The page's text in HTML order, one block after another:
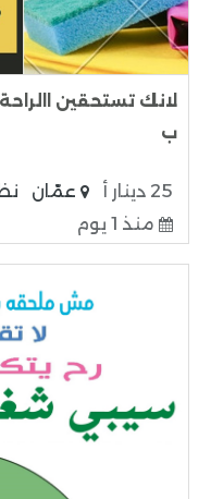
لانك تستحقين
ب
25 دينار أ عمّان
منذ 1 يوم